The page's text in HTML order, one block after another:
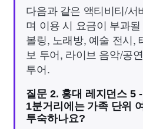
다음과 같은 액티비티/서
며 이용 시 요금이 부과
볼링, 노래방, 예술 전시,
보 투어, 라이브 음악/공
투어.
질문 2. 홍대 레지던스 5
1분거리에는 가족 단위
투숙하나요?